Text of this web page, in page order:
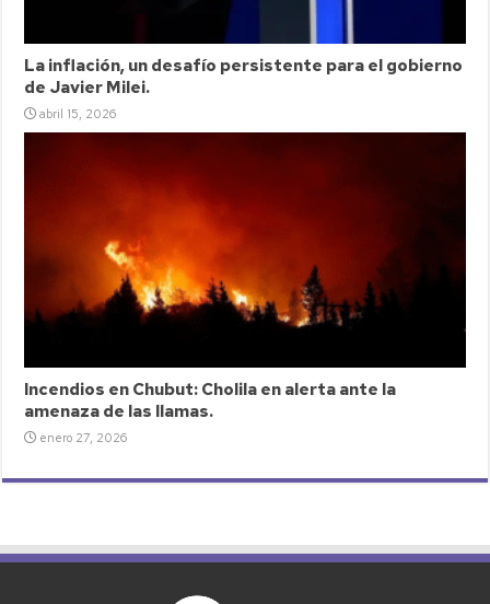
La inflación, un desafío persistente para el gobierno
de Javier Milei.
abril 15, 2026
Incendios en Chubut: Cholila en alerta ante la
amenaza de las llamas.
enero 27, 2026